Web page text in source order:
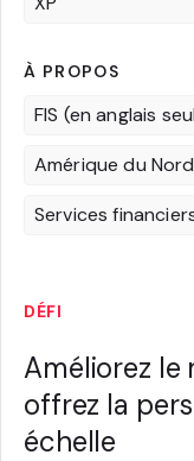
À PROPOS
FIS (en anglais
Amérique du Nord
Services
DÉFI
Améliorez
offrez la
échelle